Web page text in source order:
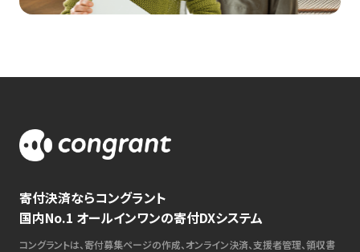
寄付決済ならコングラント
国内No.1 オールインワンの寄付DXシステム
コングラントは、寄付募集ページの作成、オンライン決済、支援者管理、領収書